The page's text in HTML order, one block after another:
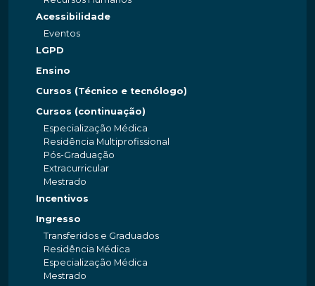
Acessibilidade
Eventos
LGPD
Ensino
Cursos (Técnico e tecnólogo)
Cursos (continuação)
Especialização Médica
Residência Multiprofissional
Pós-Graduação
Extracurricular
Mestrado
Incentivos
Ingresso
Transferidos e Graduados
Residência Médica
Especialização Médica
Mestrado